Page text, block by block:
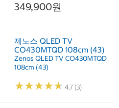
349,900원
제노스 QLED TV
CO430MTQD 108cm (43)
Zenos QLED TV CO430MTQD
108cm (43)
★★★★★
★★★★★ 4.7 (3)